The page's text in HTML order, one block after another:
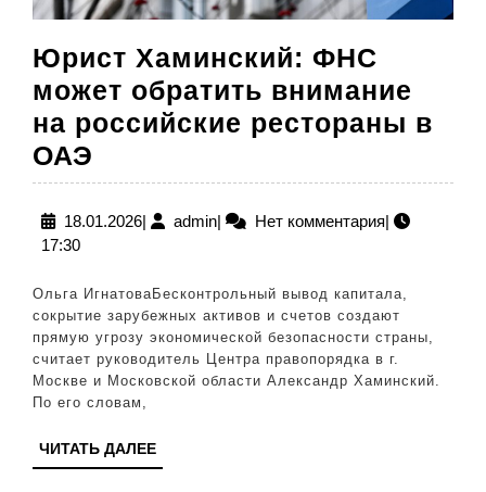
Юрист Хаминский: ФНС
может обратить внимание
на российские рестораны в
ОАЭ
Хаминский:
ФНС
обратить
внимание
на
российские
рестораны
в
18.01.202618.01.2026
| adminadmin
| Нет комментария|
17:30
Ольга ИгнатоваБесконтрольный вывод капитала,
сокрытие зарубежных активов и счетов создают
прямую угрозу экономической безопасности страны,
считает руководитель Центра правопорядка в г.
Москве и Московской области Александр Хаминский.
По его словам,
ЧИТАТЬ ДАЛЕЕЧИТАТЬ
ДАЛЕЕ